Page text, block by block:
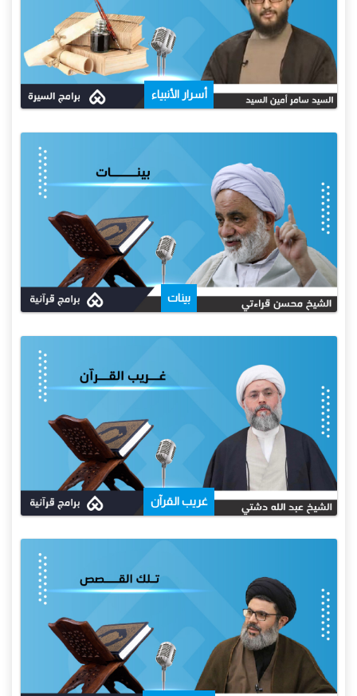
أسرار الأنبياء
بينات
غريب القرآن